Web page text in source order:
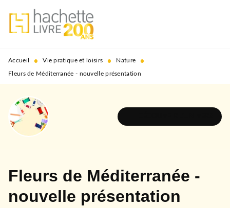
MENU RECHERCHE
PIED DE PAGE
Accueil • Vie pratique et loisirs • Nature •
Fleurs de Méditerranée - nouvelle présentation
Fleurs de Méditerranée -
nouvelle présentation